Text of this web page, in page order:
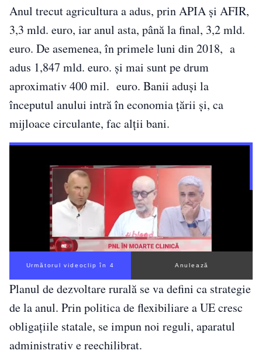
Anul trecut agricultura a adus, prin APIA și AFIR,
3,3 mld. euro, iar anul asta, până la final, 3,2 mld.
euro. De asemenea, în primele luni din 2018, a
adus 1,847 mld. euro. și mai sunt pe drum
aproximativ 400 mil. euro. Banii aduși la
începutul anului intră în economia țării și, ca
mijloace circulante, fac alții bani.
Următorul videoclip în 3 Anulează
Planul de dezvoltare rurală se va defini ca strategie
de la anul. Prin politica de flexibiliare a UE cresc
obligațiile statale, se impun noi reguli, aparatul
administrativ e reechilibrat.